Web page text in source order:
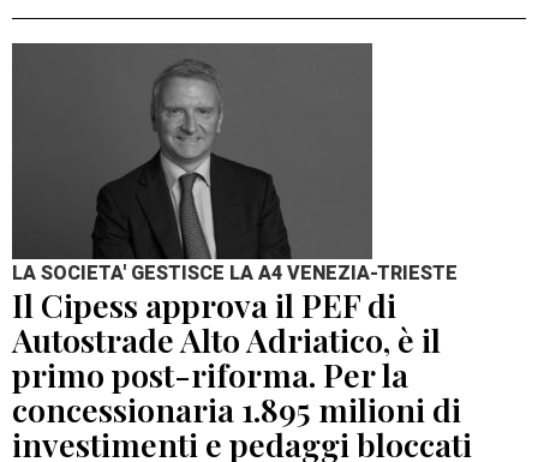
LA SOCIETA' GESTISCE LA A4 VENEZIA-TRIESTE
Il Cipess approva il PEF di
Autostrade Alto Adriatico, è il
primo post-riforma. Per la
concessionaria 1.895 milioni di
investimenti e pedaggi bloccati